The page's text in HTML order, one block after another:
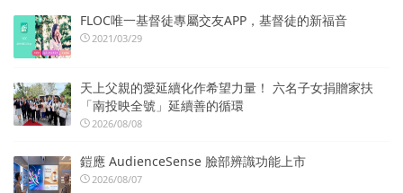
FLOC唯一基督徒專屬交友APP，基督徒的新福音
2021/03/29
天上父親的愛延續化作希望力量！ 六名子女捐贈家扶
「南投映全號」延續善的循環
2026/08/08
鎧應 AudienceSense 臉部辨識功能上市
2026/08/07